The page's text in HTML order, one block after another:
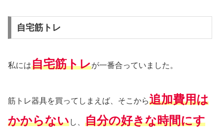
自宅筋トレ
私には自宅筋トレが一番合っていました。
筋トレ器具を買ってしまえば、そこから追加費用は
かからないし、 自分の好きな時間にす